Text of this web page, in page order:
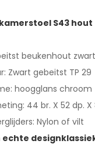
S43
beukenhout
Zwart gebeitst TP 29
hoogglans chroom
44 br. X 52 dp.
Nylon of vilt
echte